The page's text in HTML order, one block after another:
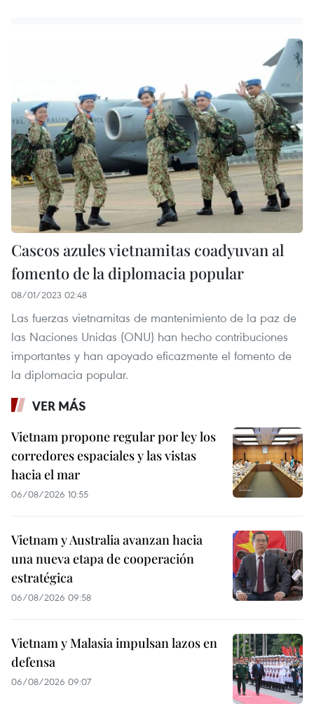
Cascos azules vietnamitas coadyuvan al
fomento de la diplomacia popular
08/01/2023 02:48
Las fuerzas vietnamitas de mantenimiento de la paz de
las Naciones Unidas (ONU) han hecho contribuciones
importantes y han apoyado eficazmente el fomento de
la diplomacia popular.
VER MÁS
Vietnam propone regular por ley los
corredores espaciales y las vistas
hacia el mar
06/08/2026 10:55
Vietnam y Australia avanzan hacia
una nueva etapa de cooperación
estratégica
06/08/2026 09:58
Vietnam y Malasia impulsan lazos en
defensa
06/08/2026 09:07